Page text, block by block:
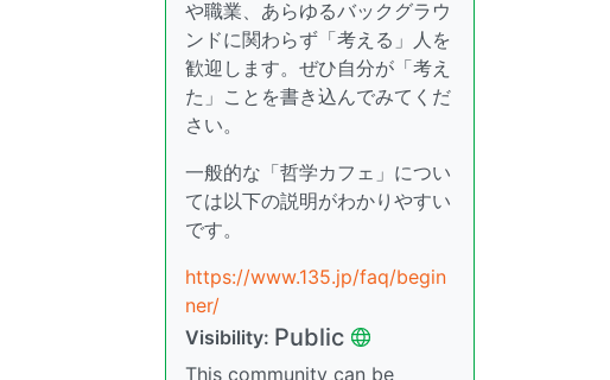
や職業、あらゆるバックグラウ
ンドに関わらず「考える」人を
歓迎します。ぜひ自分が「考え
た」ことを書き込んでみてくだ
さい。
一般的な「哲学カフェ」につい
ては以下の説明がわかりやすい
です。
https://www.135.jp/faq/begin
ner/
Visibility: Public
This community can be